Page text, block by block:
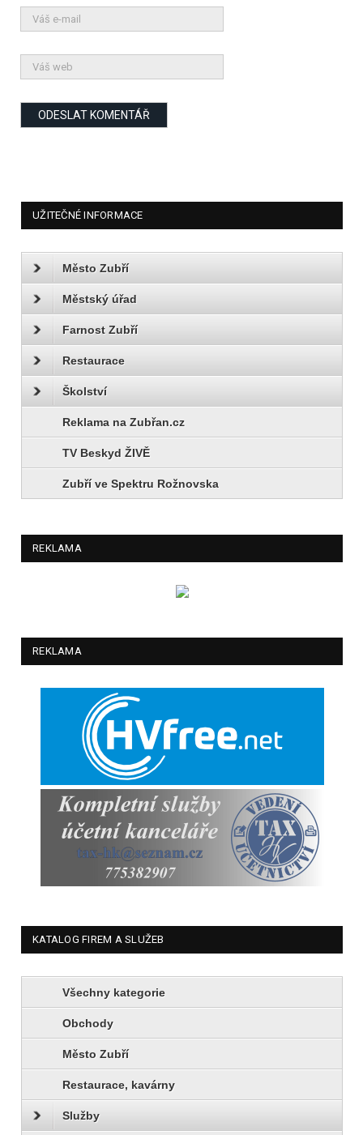
UŽITEČNÉ INFORMACE
Město Zubří
Městský úřad
Farnost Zubří
Restaurace
Školství
Reklama na Zubřan.cz
TV Beskyd ŽIVĚ
Zubří ve Spektru Rožnovska
REKLAMA
REKLAMA
KATALOG FIREM A SLUŽEB
Všechny kategorie
Obchody
Město Zubří
Restaurace, kavárny
Služby